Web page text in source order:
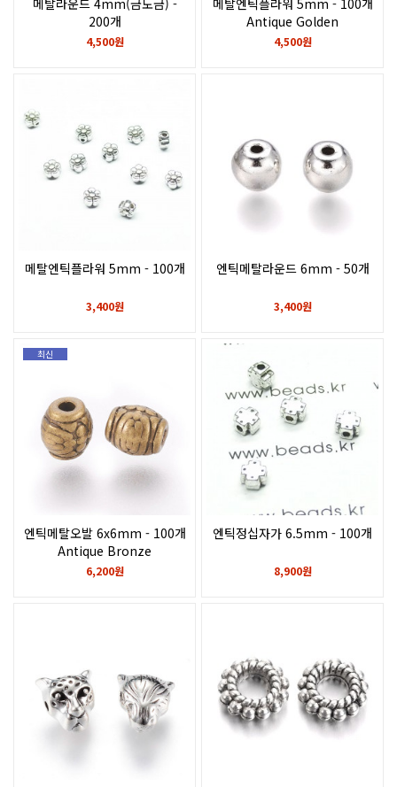
200개
4,500원
Antique Golden
4,500원
메탈엔틱플라워 5mm - 100개
3,400원
엔틱메탈라운드 6mm - 50개
3,400원
최신
엔틱메탈오발 6x6mm - 100개
Antique Bronze
6,200원
엔틱정십자가 6.5mm - 100개
8,900원